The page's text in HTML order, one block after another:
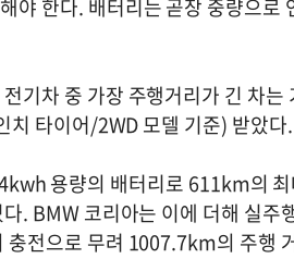
야 한다. 배터리는 곧장 중량으
기차 중 가장 주행거리가 긴 차
타이어/2WD 모델 기준) 받았다.
용량의 배터리로 611km의
. BMW 코리아는 이에 더해 실
충전으로 무려 1007.7km의 주행